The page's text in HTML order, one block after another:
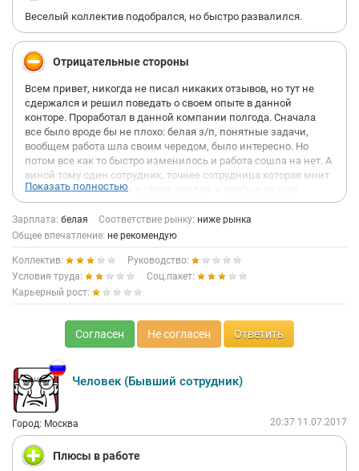
Веселый коллектив подобрался, но быстро развалился.
Отрицательные стороны
Всем привет, никогда не писал никаких отзывов, но тут не
сдержался и решил поведать о своем опыте в данной
конторе. Проработал в данной компании полгода. Сначала
все было вроде бы не плохо: белая з/п, понятные задачи,
вообщем работа шла своим чередом, было интересно. Но
потом все как то быстро изменилось и работа сошла на нет. А
виной тому один сотрудник, точнее сотрудница которая мнит
себя гуру и экспертом в сфере продаж и вообще во всех
сферах, засовывая свой поганый нос, куда ее не просят, и это
как бы вы думали кто, конечно же это тот же работник, что и
присутствует в отзывах предыдущих ораторов (И.К.) Эта
безумная работница вытворяет такое, что порой волосы
дыбом на спине вставали от ее безумных идей, самодурству
ее нет предела, практически каждый день, придумывает
какие то бессмысленные таблички, которые никакого
результата не приносят и в отсутствии этих результатов она
конечно же винит менеджеров, прикрывая свою задницу.
Каждый месяц придумывает новый план действий вместо
того чтобы проработать и сделать работу над ошибками, она
бросает все начатое и начинает придумывать какие то новые
структуры, не приносящие никакого результата. Абсолютно
бездарный и безграмотный работник, который мнит себя
великим руководителем, такое ощущение, что попал в
Северную Корею. Придя работать в ее команду у вас не будет
своего мнения, есть только неправильное мнение и ее. Все ее
структуры и отделы которые она якобы "состряпала"
разваливаются не успев сработаться. И самое неприятное,
Показать полностью
Зарплата: белая Соответствие рынку: ниже рынка
Общее впечатление: не рекомендую
Коллектив:
Руководство:
Условия труда:
Соц.пакет:
Карьерный рост:
Согласен Не согласен Ответить
Человек (Бывший сотрудник)
Город: Москва 20:37 11.07.2017
Плюсы в работе